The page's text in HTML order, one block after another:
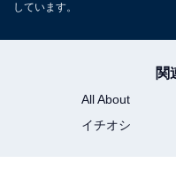
しています。
関
All About
イチオシ